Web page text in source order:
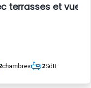
terrasses et vue
chambres 2SdB